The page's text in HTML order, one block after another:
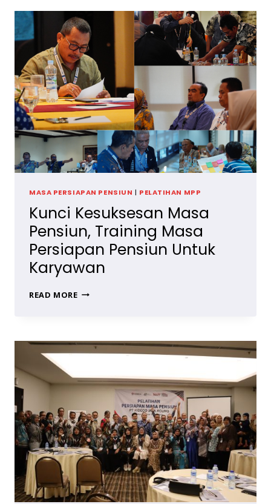
TRAINING
MPP
KEWIRAUSAHAAN
UNTUK
PENSIUNAN
MASA PERSIAPAN PENSIUN | PELATIHAN MPP
Kunci Kesuksesan Masa
Pensiun, Training Masa
Persiapan Pensiun Untuk
Karyawan
READ MOREKUNCI
TRAINING
MASA
PENSIUN
UNTUK
KARYAWAN